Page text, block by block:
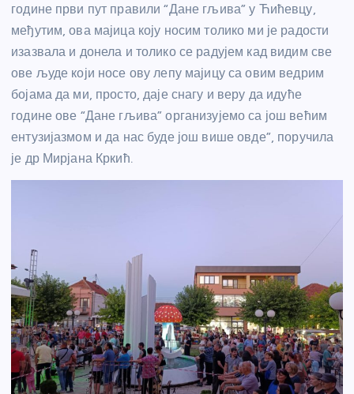
године први пут правили “Дане гљива” у Ћићевцу,
међутим, ова мајица коју носим толико ми је радости
изазвала и донела и толико се радујем кад видим све
ове људе који носе ову лепу мајицу са овим ведрим
бојама да ми, просто, даје снагу и веру да идуће
године ове “Дане гљива” организујемо са још већим
ентузијазмом и да нас буде још више овде”, поручила
је др Мирјана Кркић.